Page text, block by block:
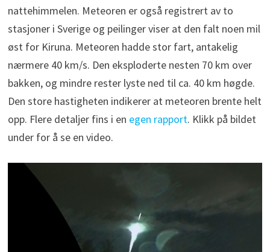
nattehimmelen. Meteoren er også registrert av to
stasjoner i Sverige og peilinger viser at den falt noen mil
øst for Kiruna. Meteoren hadde stor fart, antakelig
nærmere 40 km/s. Den eksploderte nesten 70 km over
bakken, og mindre rester lyste ned til ca. 40 km høgde.
Den store hastigheten indikerer at meteoren brente helt
opp. Flere detaljer fins i en egen rapport. Klikk på bildet
under for å se en video.